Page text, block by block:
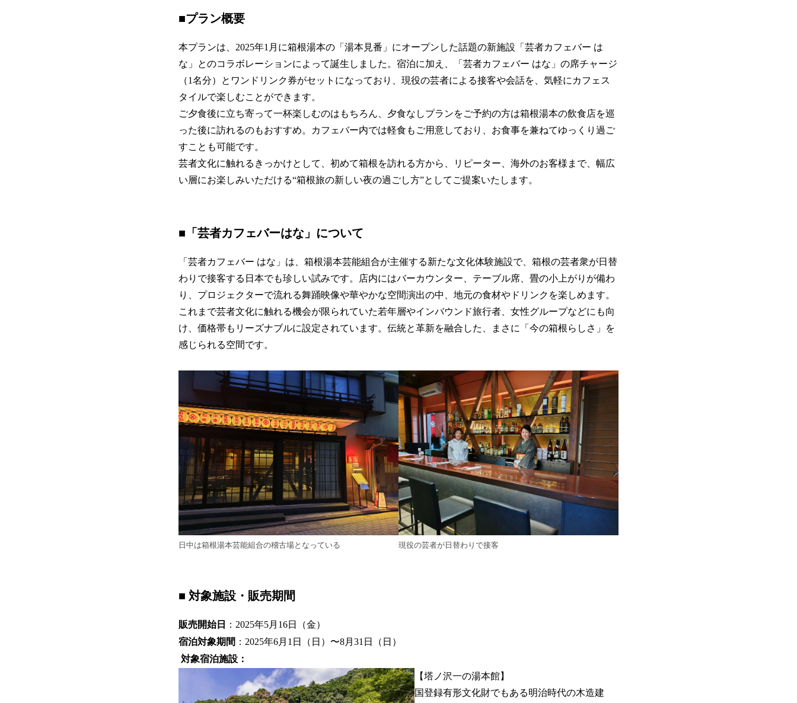
■プラン概要
本プランは、2025年1月に箱根湯本の「湯本見番」にオープンした話題の新施設「芸者カフェバー は
な」とのコラボレーションによって誕生しました。宿泊に加え、「芸者カフェバー はな」の席チャージ
（1名分）とワンドリンク券がセットになっており、現役の芸者による接客や会話を、気軽にカフェス
タイルで楽しむことができます。
ご夕食後に立ち寄って一杯楽しむのはもちろん、夕食なしプランをご予約の方は箱根湯本の飲食店を巡
った後に訪れるのもおすすめ。カフェバー内では軽食もご用意しており、お食事を兼ねてゆっくり過ご
すことも可能です。
芸者文化に触れるきっかけとして、初めて箱根を訪れる方から、リピーター、海外のお客様まで、幅広
い層にお楽しみいただける“箱根旅の新しい夜の過ごし方”としてご提案いたします。
■「芸者カフェバーはな」について
「芸者カフェバー はな」は、箱根湯本芸能組合が主催する新たな文化体験施設で、箱根の芸者衆が日替
わりで接客する日本でも珍しい試みです。店内にはバーカウンター、テーブル席、畳の小上がりが備わ
り、プロジェクターで流れる舞踊映像や華やかな空間演出の中、地元の食材やドリンクを楽しめます。
これまで芸者文化に触れる機会が限られていた若年層やインバウンド旅行者、女性グループなどにも向
け、価格帯もリーズナブルに設定されています。伝統と革新を融合した、まさに「今の箱根らしさ」を
感じられる空間です。
日中は箱根湯本芸能組合の稽古場となっている 現役の芸者が日替わりで接客
■ 対象施設・販売期間
販売開始日
：2025年5月16日（金）
宿泊対象期間 ：2025年6月1日（日）〜8月31日（日）
対象宿泊施設：
【塔ノ沢一の湯本館】
国登録有形文化財でもある明治時代の木造建